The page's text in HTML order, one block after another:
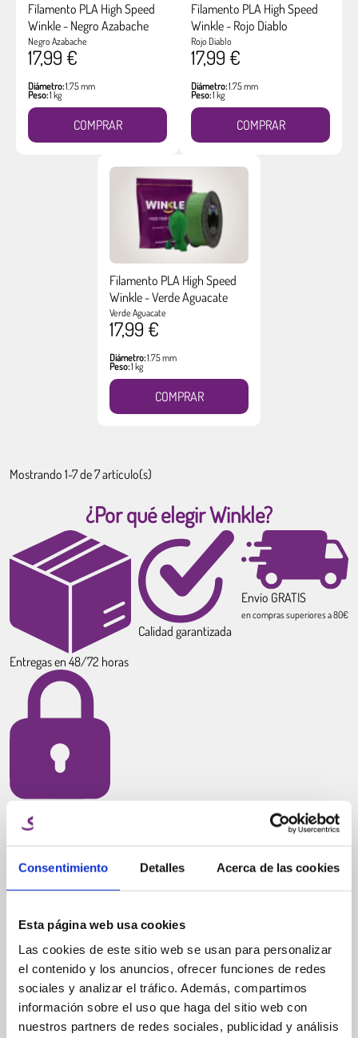
Consentimiento Detalles Acerca de las cookies
Esta página web usa cookies
Las cookies de este sitio web se usan para personalizar
el contenido y los anuncios, ofrecer funciones de redes
sociales y analizar el tráfico. Además, compartimos
información sobre el uso que haga del sitio web con
nuestros partners de redes sociales, publicidad y análisis
Filamento PLA High Speed
Winkle - Negro Azabache
Negro Azabache
17,99 €
Diámetro:1.75 mm
Peso:1 kg
COMPRAR
Filamento PLA High Speed
Winkle - Rojo Diablo
Rojo Diablo
17,99 €
Diámetro:1.75 mm
Peso:1 kg
COMPRAR
Filamento PLA High Speed
Winkle - Verde Aguacate
Verde Aguacate
17,99 €
Diámetro:1.75 mm
Peso:1 kg
COMPRAR
Mostrando 1-7 de 7 artículo(s)
¿Por qué elegir Winkle?
Entregas en 48/72 horas
Calidad garantizada
Envío GRATIS
en compras superiores a 80€
Velocidad)
PLA Alta Velocidad (High Speed) ha sido meticulosamente